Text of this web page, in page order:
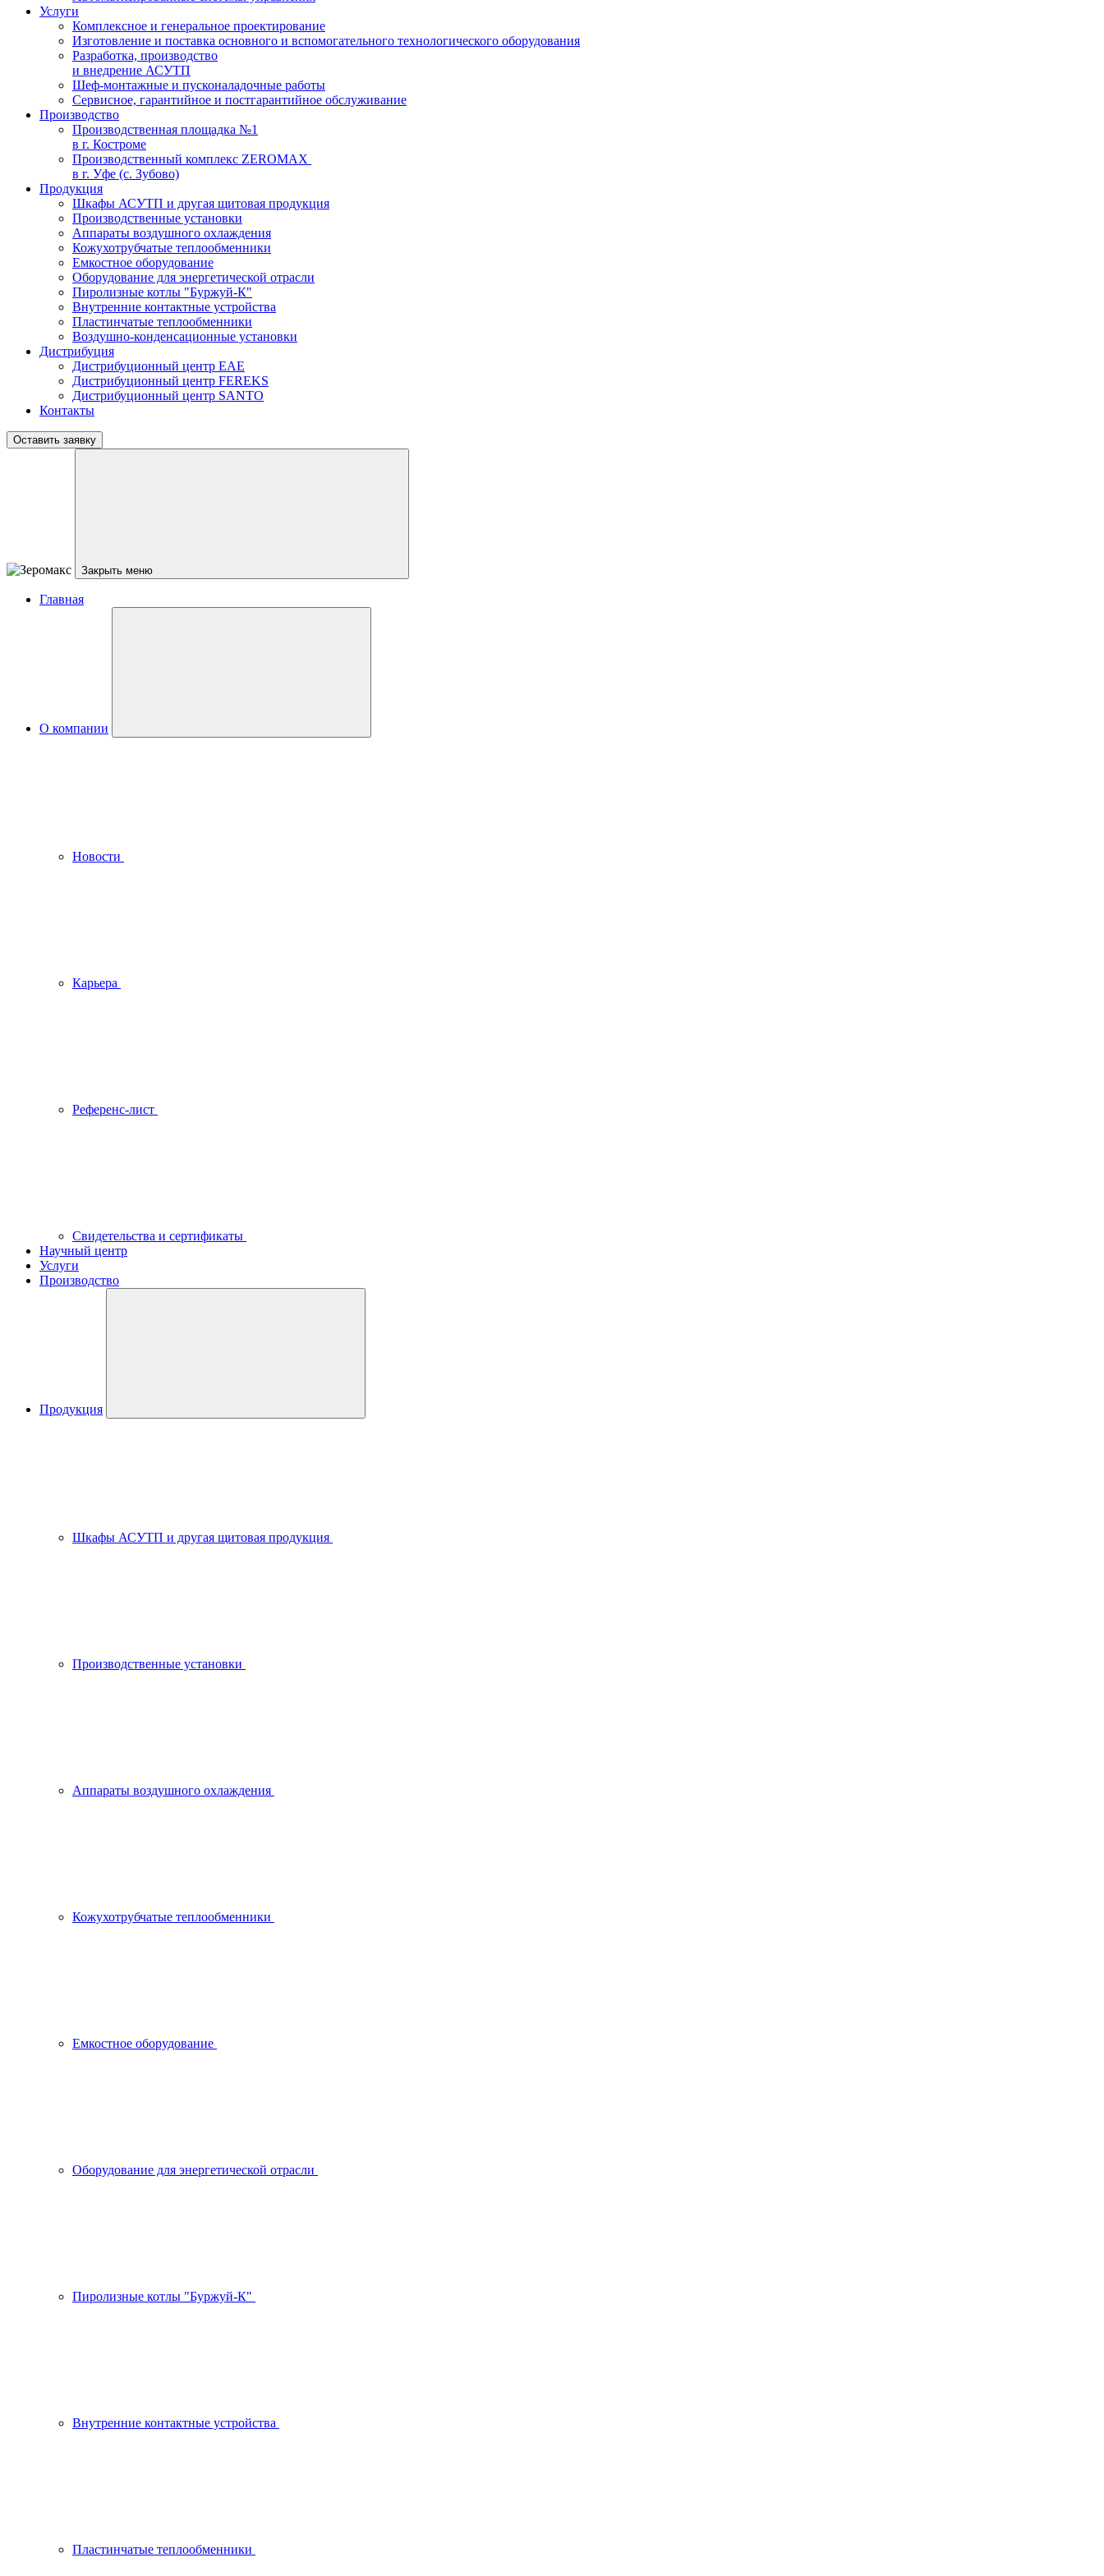
Услуги
Комплексное и генеральное проектирование
Изготовление и поставка основного и вспомогательного технологического оборудования
Разработка, производство
и внедрение АСУТП
Шеф-монтажные и пусконаладочные работы
Сервисное, гарантийное и постгарантийное обслуживание
Производство
Производственная площадка №1
в г. Костроме
Производственный комплекс ZEROMAX
в г. Уфе (с. Зубово)
Продукция
Шкафы АСУТП и другая щитовая продукция
Производственные установки
Аппараты воздушного охлаждения
Кожухотрубчатые теплообменники
Емкостное оборудование
Оборудование для энергетической отрасли
Пиролизные котлы "Буржуй-К"
Внутренние контактные устройства
Пластинчатые теплообменники
Воздушно-конденсационные установки
Дистрибуция
Дистрибуционный центр EAE
Дистрибуционный центр FEREKS
Дистрибуционный центр SANTO
Контакты
Оставить заявку
Закрыть меню
Главная
О компании
Новости
Карьера
Референс-лист
Свидетельства и сертификаты
Научный центр
Услуги
Производство
Продукция
Шкафы АСУТП и другая щитовая продукция
Производственные установки
Аппараты воздушного охлаждения
Кожухотрубчатые теплообменники
Емкостное оборудование
Оборудование для энергетической отрасли
Пиролизные котлы "Буржуй-К"
Внутренние контактные устройства
Пластинчатые теплообменники